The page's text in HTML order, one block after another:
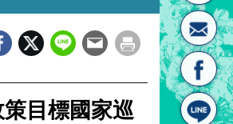
語
目標國家巡